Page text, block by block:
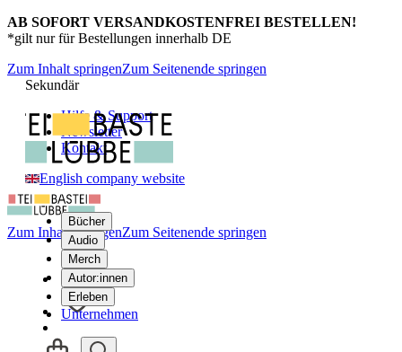
AB SOFORT VERSANDKOSTENFREI BESTELLEN!
*gilt nur für Bestellungen innerhalb DE
Zum Inhalt springenZum Seitenende springen
Sekundär
Hilfe & Support
Newsletter
Kontakt
English company website
Bücher
Audio
Merch
Autor:innen
Erleben
Unternehmen
Zum Inhalt springenZum Seitenende springen